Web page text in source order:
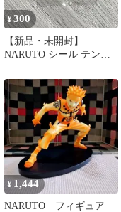
¥300
【新品・未開封】
NARUTO シール テンテ
¥ 1,444
NARUTO フィギュア